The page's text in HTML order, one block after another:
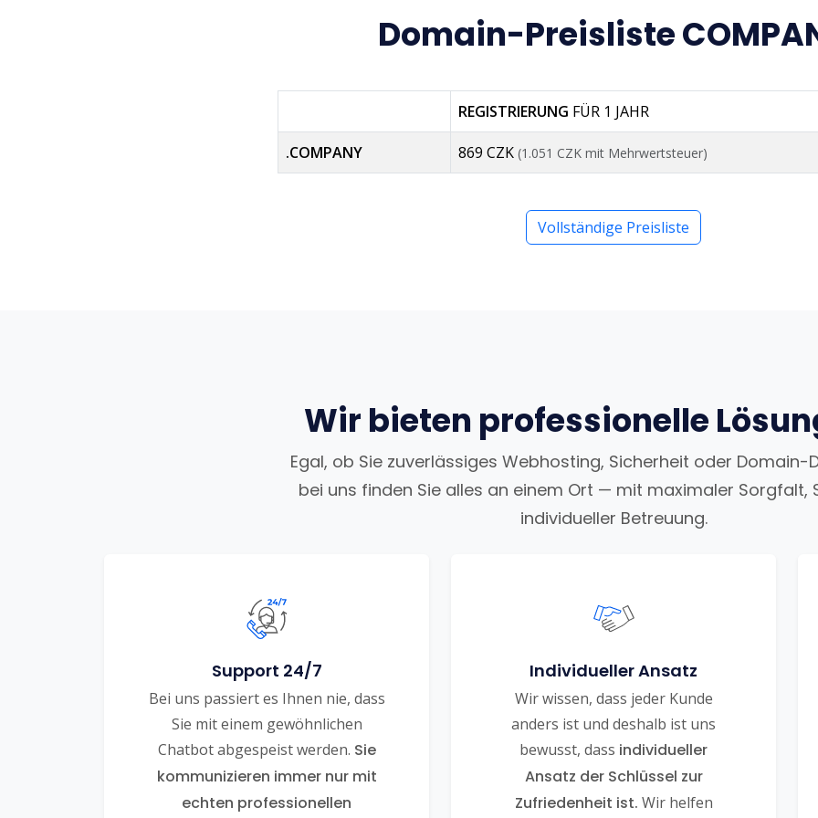
Domain-Preisliste
REGISTRIERUNG FÜR 1 JAHR
.COMPANY 869 CZK (1.051 CZK mit Mehrwertsteuer)
Vollständige Preisliste
Wir bieten professionelle
Egal, ob Sie zuverlässiges Webhosting, Sicherheit oder Domain-
bei uns finden Sie alles an einem Ort — mit maximaler Sorgfalt,
individueller Betreuung.
Support 24/7
Bei uns passiert es Ihnen nie, dass
Sie mit einem gewöhnlichen
Chatbot abgespeist werden. Sie
kommunizieren immer nur mit
echten professionellen
Individueller Ansatz
Wir wissen, dass jeder Kunde
anders ist und deshalb ist uns
bewusst, dass individueller
Ansatz der Schlüssel zur
Zufriedenheit ist. Wir helfen